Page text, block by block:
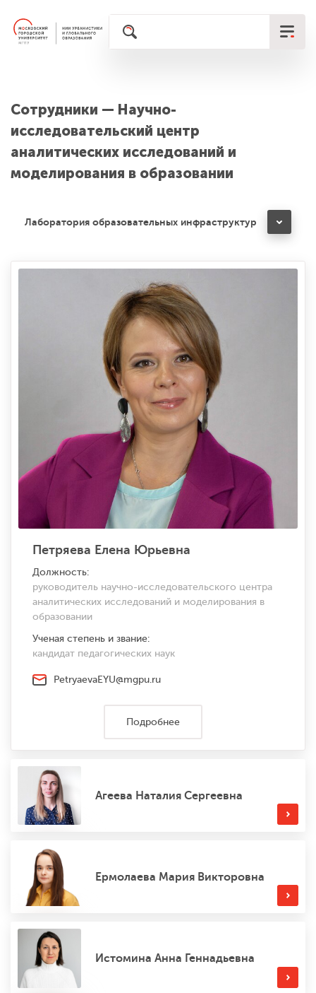
Сотрудники — Научно-
исследовательский центр
аналитических исследований и
моделирования в образовании
Лаборатория образовательных инфраструктур
Петряева Елена Юрьевна
Должность:
руководитель научно-исследовательского центра
аналитических исследований и моделирования в
образовании
Ученая степень и звание:
кандидат педагогических наук
PetryaevaEYU@mgpu.ru
Подробнее
Агеева Наталия Сергеевна
Ермолаева Мария Викторовна
Истомина Анна Геннадьевна